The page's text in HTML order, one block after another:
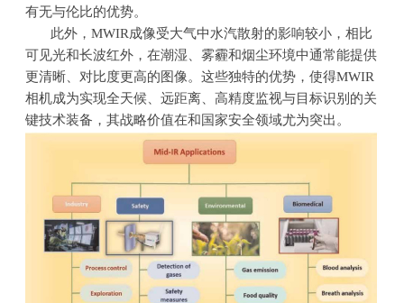
有无与伦比的优势。
此外，MWIR成像受大气中水汽散射的影响较小，相比
可见光和长波红外，在潮湿、雾霾和烟尘环境中通常能提供
更清晰、对比度更高的图像。这些独特的优势，使得MWIR
相机成为实现全天候、远距离、高精度监视与目标识别的关
键技术装备，其战略价值在和国家安全领域尤为突出。